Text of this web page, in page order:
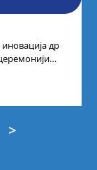
др
>